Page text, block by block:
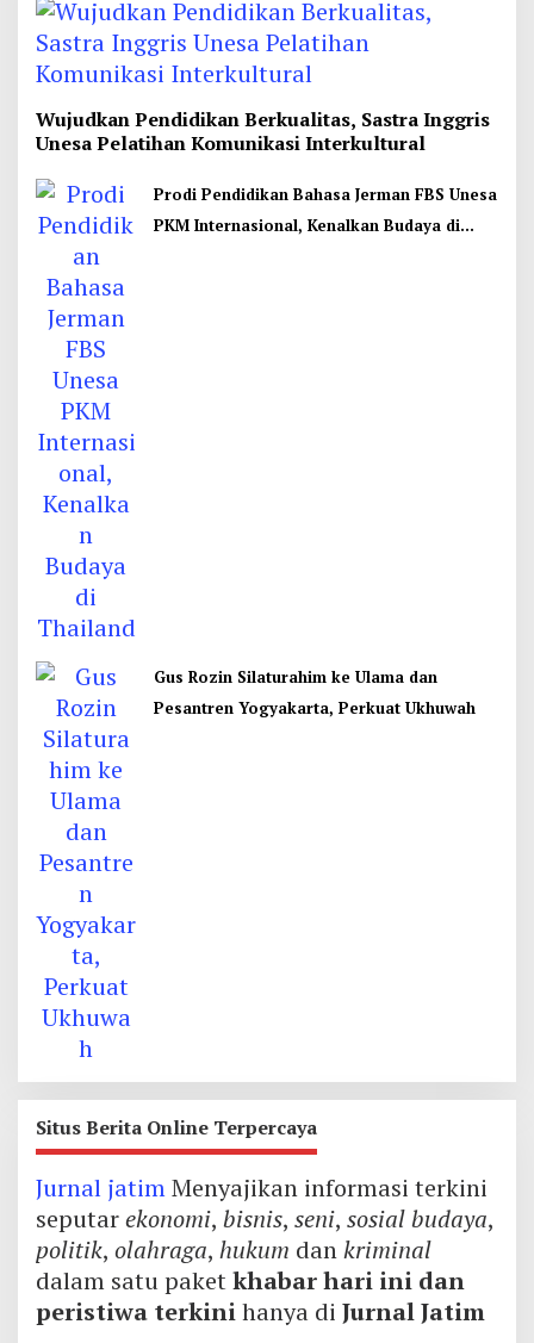
Wujudkan Pendidikan Berkualitas, Sastra Inggris
Unesa Pelatihan Komunikasi Interkultural
Prodi Pendidikan Bahasa Jerman FBS Unesa
PKM Internasional, Kenalkan Budaya di
Gus Rozin Silaturahim ke Ulama dan
Pesantren Yogyakarta, Perkuat Ukhuwah
Situs Berita Online Terpercaya
Jurnal jatimMenyajikan informasi terkini
seputarekonomi, bisnis, seni, sosial budaya,
politik, olahraga, hukum dankriminal
dalam satu paketkhabar hari ini dan
peristiwa terkinihanya di Jurnal Jatim